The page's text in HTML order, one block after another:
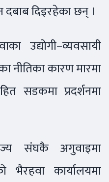
दिइरहेका छन् ।
उद्योगी–व्यवसायी
नीतिका कारण मारमा
सडकमा प्रदर्शनमा
संघकै अगुवाइमा
भैरहवा कार्यालयमा